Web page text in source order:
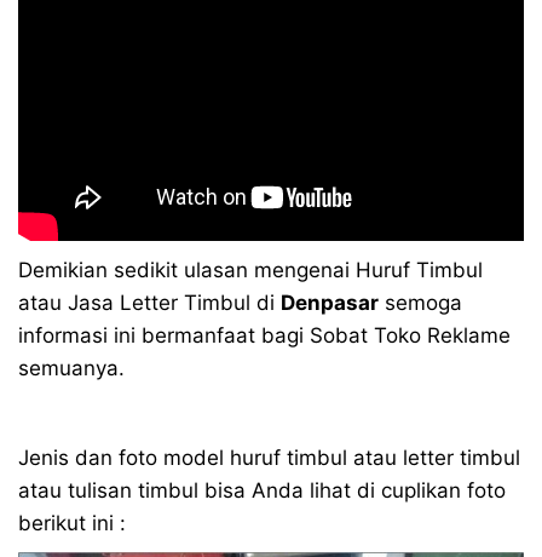
Demikian sedikit ulasan mengenai Huruf Timbul
atau Jasa Letter Timbul di Denpasar semoga
informasi ini bermanfaat bagi Sobat Toko Reklame
semuanya.
Jenis dan foto model huruf timbul atau letter timbul
atau tulisan timbul bisa Anda lihat di cuplikan foto
berikut ini :